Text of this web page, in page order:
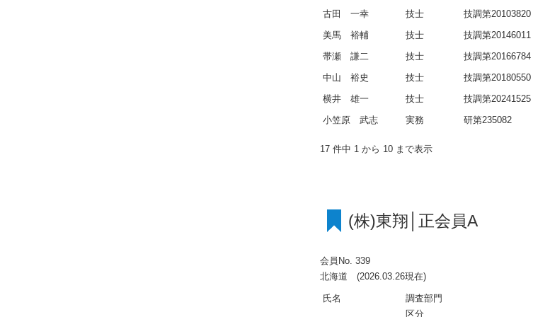
古田 一幸 技士 技調第20103820
美馬 裕輔 技士 技調第20146011
帯瀬 謙二 技士 技調第20166784
中山 裕史 技士 技調第20180550
横井 雄一 技士 技調第20241525
小笠原 武志 実務 研第235082
17 件中 1 から 10 まで表示
(株)東翔│正会員A
会員No. 339
北海道 (2026.03.26現在)
氏名
調査部門
区分